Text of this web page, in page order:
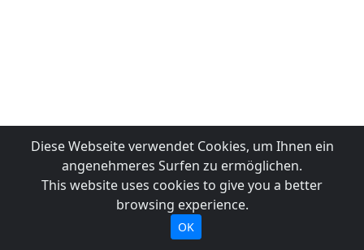
Diese Webseite verwendet Cookies, um Ihnen ein
angenehmeres Surfen zu ermöglichen.
This website uses cookies to give you a better
browsing experience.
OK